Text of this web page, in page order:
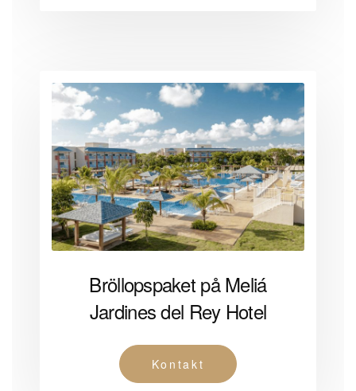
Bröllopspaket på Meliá
Jardines del Rey Hotel
Kontakt